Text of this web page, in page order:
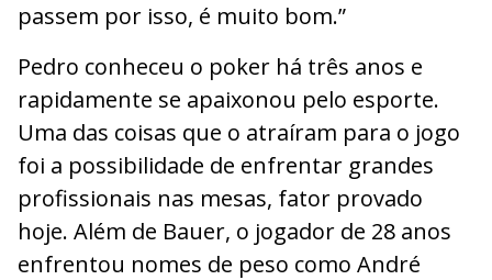
passem por isso, é muito bom.”
Pedro conheceu o poker há três anos e
rapidamente se apaixonou pelo esporte.
Uma das coisas que o atraíram para o jogo
foi a possibilidade de enfrentar grandes
profissionais nas mesas, fator provado
hoje. Além de Bauer, o jogador de 28 anos
enfrentou nomes de peso como André